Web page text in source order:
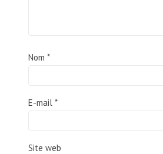
Nom *
E-mail *
Site web